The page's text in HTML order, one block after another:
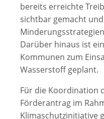
bereits erreichte
sichtbar gemacht
Darüber hinaus ist
Kommunen zum
Wasserstoff geplant.
Für die Koordination
Förderantrag im
Klimaschutzinitiative